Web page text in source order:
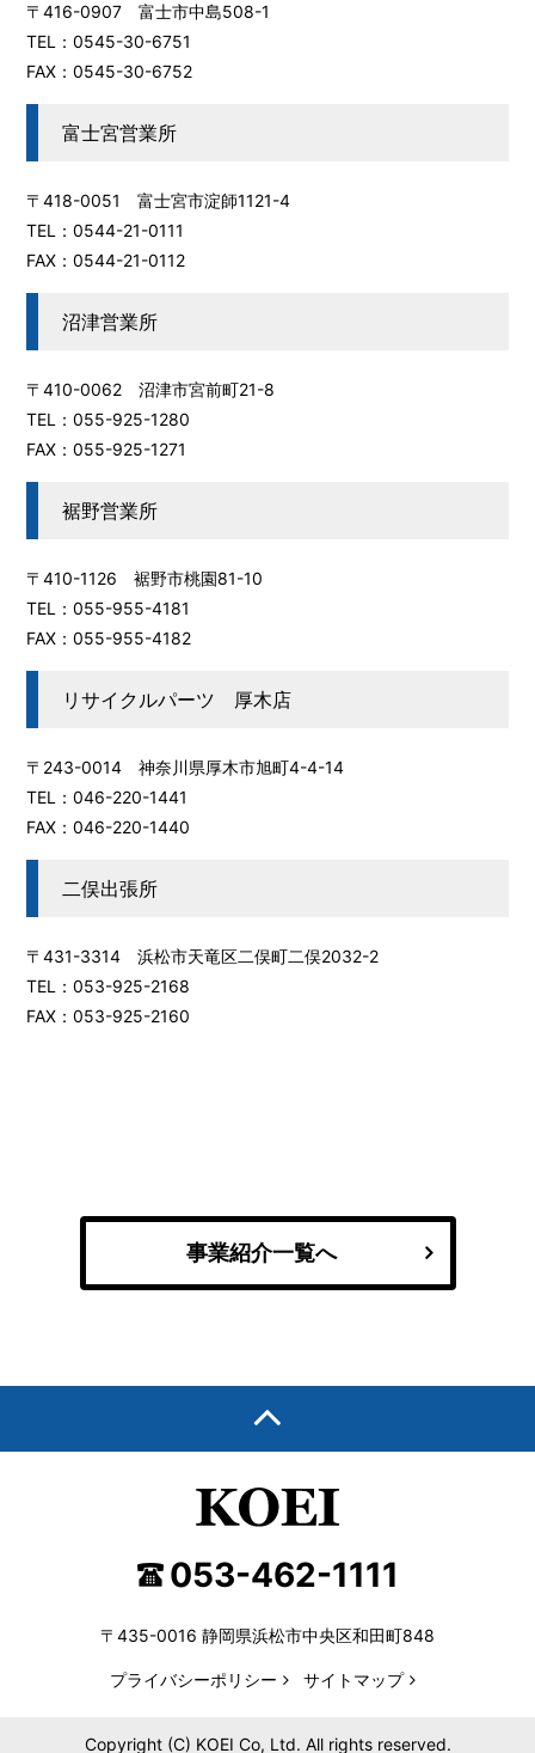
〒416-0907 富士市中島508-1
TEL：0545-30-6751
FAX：0545-30-6752
富士宮営業所
〒418-0051 富士宮市淀師1121-4
TEL：0544-21-0111
FAX：0544-21-0112
沼津営業所
〒410-0062 沼津市宮前町21-8
TEL：055-925-1280
FAX：055-925-1271
裾野営業所
〒410-1126 裾野市桃園81-10
TEL：055-955-4181
FAX：055-955-4182
リサイクルパーツ 厚木店
〒243-0014 神奈川県厚木市旭町4-4-14
TEL：046-220-1441
FAX：046-220-1440
二俣出張所
〒431-3314 浜松市天竜区二俣町二俣2032-2
TEL：053-925-2168
FAX：053-925-2160
事業紹介一覧へ
053-462-1111
〒435-0016 静岡県浜松市中央区和田町848
プライバシーポリシー サイトマップ
Copyright (C) KOEI Co, Ltd. All rights reserved.